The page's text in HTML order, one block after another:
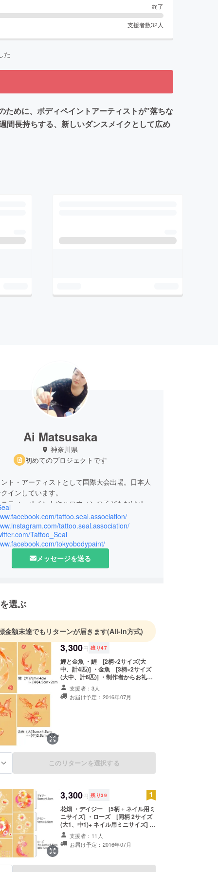
終了
支援者数32 人
た
ために、ボディペイントアーティストが"落ちな
間長持ちする、新しいダンスメイクとして広め
Ai Matsusaka
神奈川県
初めてのプロジェクトです
ト・アーティストとして国際大会出場。日本人
インしています。
ティ・ペイントやハロウィンの子どもむけペイ
ダルでのボディペイントを行っています。
トの活動をするなかで、肌に絵具で描くことデ
り「誰でも簡単・長持ち・低コスト」の水彩画
ルを開発。
用を得るためCAMPFIREに挑戦しています。ま
れていない限定生産の水彩画タトゥーシール
tattoo.seal.association/
tattoo.seal.association/
Tattoo_Seal
tokyobodypaint/
メッセージを送る
選ぶ
金額未達でもリターンが届きます(All-in方式)
3,300円 残り47
鯉と金魚 ・鯉 [2柄×2サイズ(大
中、計4匹)] ・金魚 [3柄×2サイズ
(大中、計6匹)] ・制作者からお礼の
メール ※ご入金後２～３日で発送し
ます。ご入金後に必ず個別メッセー
ジから「ユーザー名、フルネーム、
支援者：3人
お届け予定：2016年07月
このリターンを選択する
3,300円 残り39
花畑 ・デイジー [5柄 + ネイル用ミ
ニサイズ] ・ローズ [同柄 2サイズ
(大1、中1)+ ネイル用ミニサイズ] ・
制作者からお礼のメール ※ご入金後
２～３日で発送します。ご入金後に
必ず個別メッセージから「ユーザー
号、リターンの内容」をお知らせく
支援者：11人
お届け予定：2016年07月